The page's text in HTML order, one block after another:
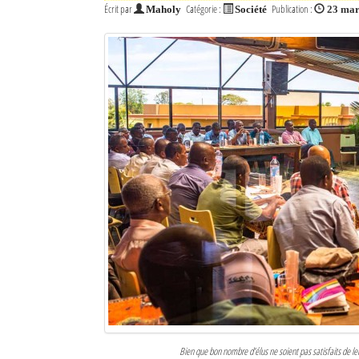
Écrit par Maholy Catégorie : Société Publication : 23
Bien que bon nombre d’élus ne soient pas satisfaits